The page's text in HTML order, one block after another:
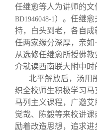
任继愈等人为讲师的
BD1946048-1）。任继愈
持，白头到老，各自
任两家缘分深厚，亲
从选修任继愈所授佛
介就读西南联大附中时
北平解放后，汤用
织全校师生积极学习
马列主义课程，广邀
觉哉、陈毅等来校讲
励着改造思想，追求进